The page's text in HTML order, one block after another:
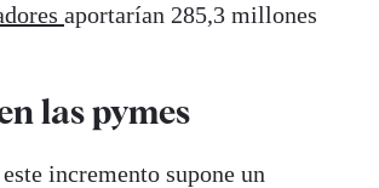
aportarían 285,3 millones
las pymes
incremento supone un